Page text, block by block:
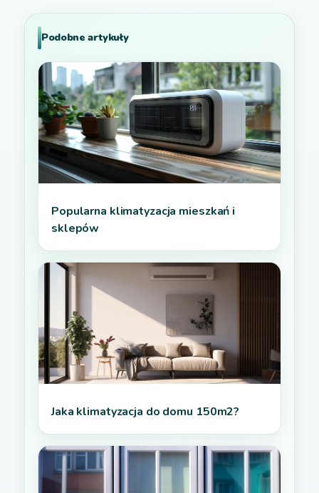
Podobne artykuły
Popularna klimatyzacja mieszkań i
sklepów
Jaka klimatyzacja do domu 150m2?